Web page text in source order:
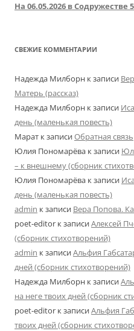
На 06.05.2026 в Содружестве
СВЕЖИЕ КОММЕНТАРИИ
Надежда Милборн к записи
Матерь (рассказ)
Надежда Милборн к записи
день (маленькая повесть)
Марат к записиОбратная связь
Юлия Пономарёва к записи
– к внешнему (сборник
Юлия Пономарёва к записи
день (маленькая повесть)
admin к записи Вера Попова.
poet-editor к записиАлексей
(сборник стихотворений)
admin к записиАльфия
дней (сборник стихотворений)
Надежда Милборн к записи
на неге твоих дней (сборник
poet-editor к записиАльфия
твоих дней (сборник